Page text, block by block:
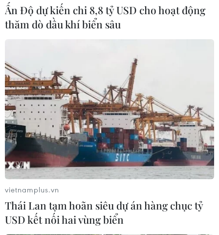
Ấn Độ dự kiến chi 8,8 tỷ USD cho hoạt động
thăm dò dầu khí biển sâu
vietnamplus.vn
Thái Lan tạm hoãn siêu dự án hàng chục tỷ
USD kết nối hai vùng biển